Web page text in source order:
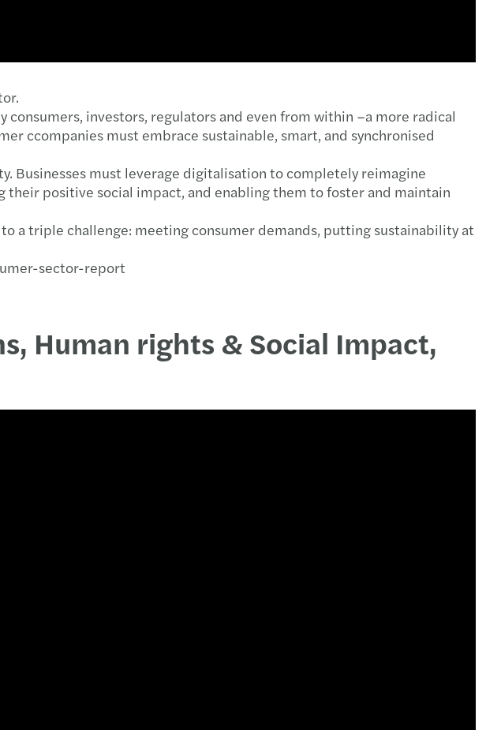
investors, regulators and even from within –a more radical
ccompanies must embrace sustainable, smart, and synchronised
Businesses must leverage digitalisation to completely reimagine
positive social impact, and enabling them to foster and maintain
a triple challenge: meeting consumer demands, putting sustainability at
sector-report
Human rights & Social Impact,